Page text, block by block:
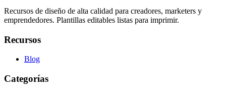
Recursos de diseño de alta calidad para creadores, marketers y
emprendedores. Plantillas editables listas para imprimir.
Recursos
Blog
Categorías